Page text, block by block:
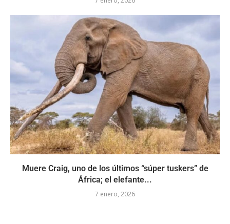
Muere Craig, uno de los últimos “súper tuskers” de
África; el elefante...
7 enero, 2026